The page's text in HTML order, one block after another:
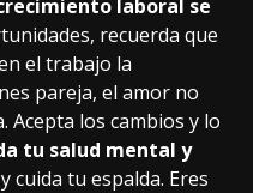
laboral se
recuerda que
el trabajo la
pareja, el amor no
Acepta los cambios y lo
tu salud mental y
cuida tu espalda. Eres